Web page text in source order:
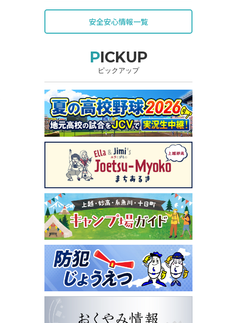
安全安心情報一覧
PICKUP
ピックアップ